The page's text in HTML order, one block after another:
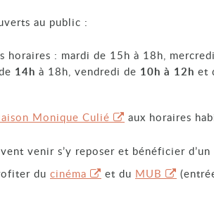
au public :
horaires : mardi de 15h à 18h,
14h à 18h, vendredi de 10h à 12h et
Monique Culié aux horaires
venir s’y reposer et bénéficier d’un
du cinéma et du MUB